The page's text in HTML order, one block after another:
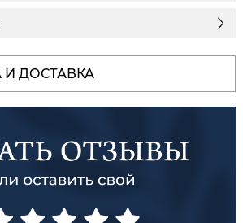
И ДОСТАВКА